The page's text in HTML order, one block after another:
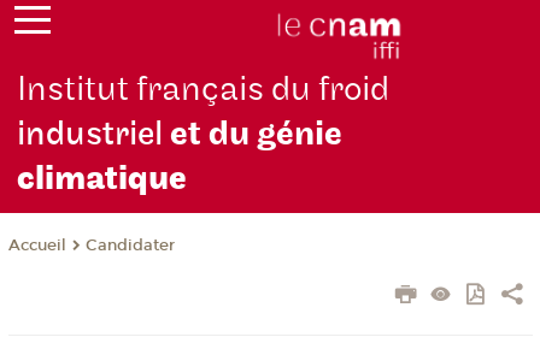
Institut français du froid
industrielet du génie
climatique
Accueil Candidater